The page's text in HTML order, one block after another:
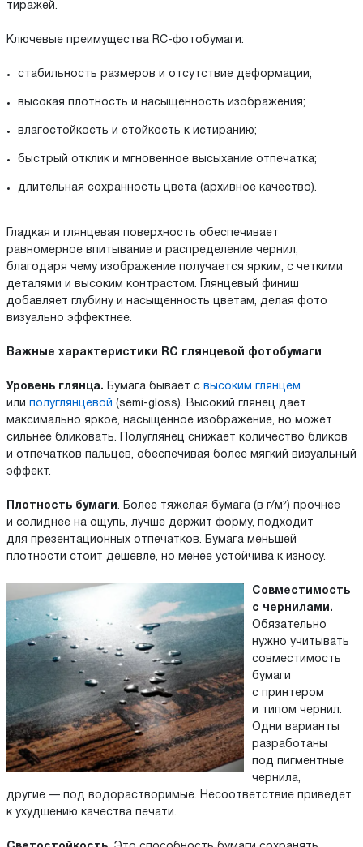
тиражей.
Ключевые преимущества RC-фотобумаги:
стабильность размеров и отсутствие деформации;
высокая плотность и насыщенность изображения;
влагостойкость и стойкость к истиранию;
быстрый отклик и мгновенное высыхание отпечатка;
длительная сохранность цвета (архивное качество).
Гладкая и глянцевая поверхность обеспечивает
равномерное впитывание и распределение чернил,
благодаря чему изображение получается ярким, с четкими
деталями и высоким контрастом. Глянцевый финиш
добавляет глубину и насыщенность цветам, делая фото
визуально эффектнее.
Важные характеристики RC глянцевой фотобумаги
Уровень глянца. Бумага бывает с высоким глянцем
или полуглянцевой (semi-gloss). Высокий глянец дает
максимально яркое, насыщенное изображение, но может
сильнее бликовать. Полуглянец снижает количество бликов
и отпечатков пальцев, обеспечивая более мягкий визуальный
эффект.
Плотность бумаги. Более тяжелая бумага (в г/м²) прочнее
и солиднее на ощупь, лучше держит форму, подходит
для презентационных отпечатков. Бумага меньшей
плотности стоит дешевле, но менее устойчива к износу.
Совместимость
с чернилами.
Обязательно
нужно учитывать
совместимость
бумаги
с принтером
и типом чернил.
Одни варианты
разработаны
под пигментные
чернила,
другие — под водорастворимые. Несоответствие приведет
к ухудшению качества печати.